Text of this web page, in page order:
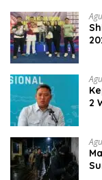
2